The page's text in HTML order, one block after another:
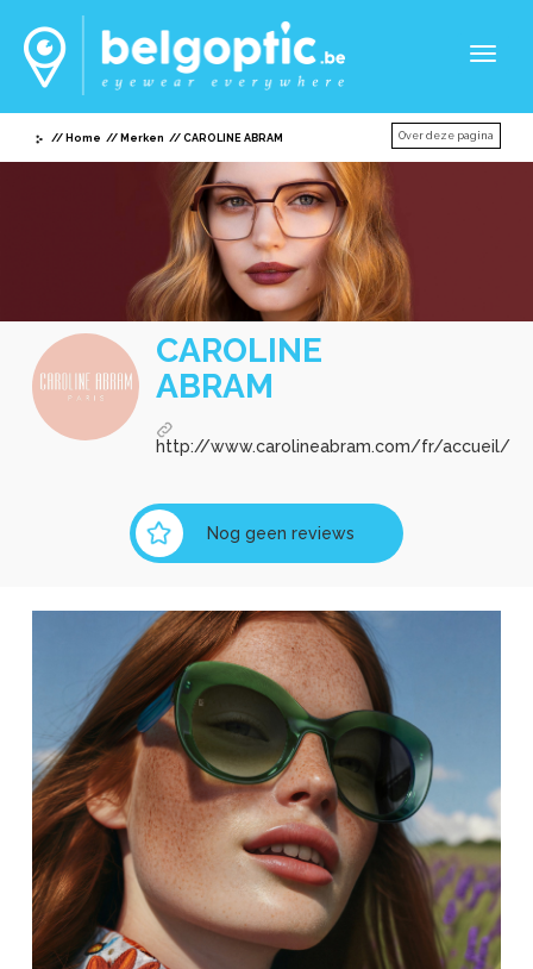
Home Merken CAROLINE ABRAM Over deze pagina
CAROLINE
ABRAM
http://www.carolineabram.com/fr/accueil/
Nog geen reviews